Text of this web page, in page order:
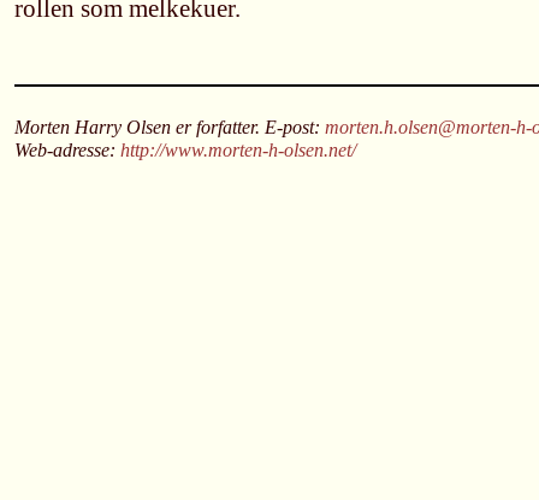
rollen som melkekuer.
Morten Harry Olsen er forfatter. E-post: morten.h.olsen@morten-h-
Web-adresse: http://www.morten-h-olsen.net/